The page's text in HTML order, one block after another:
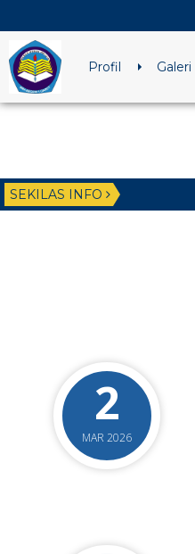
Profil Galeri
SEKILAS INFO
2
MAR 2026